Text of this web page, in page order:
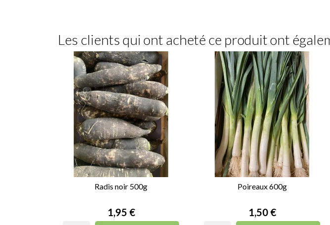
Les clients qui ont acheté ce produit ont
Radis noir 500g
Prix
1,95 €
Poireaux 600g
Prix
1,50 €